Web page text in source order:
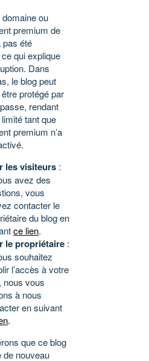
ou
premium de
pas été
qui explique
Dans
le blog peut
protégé par
rendant
tant que
premium n’a
les visiteurs :
avez des
vous
contacter le
du blog en
ce lien.
le propriétaire :
souhaitez
l’accès à votre
nous vous
à nous
en suivant
.
que ce blog
de nouveau